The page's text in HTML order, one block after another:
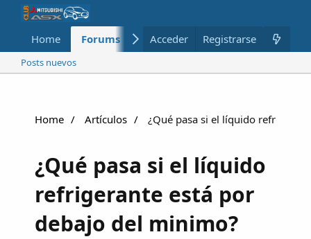
Home Forums Nuevo Miembros
Acceder Registrarse
Posts nuevos
Home Artículos ¿Qué pasa si el líquido
¿Qué pasa si el líquido
refrigerante está por
debajo del minimo?